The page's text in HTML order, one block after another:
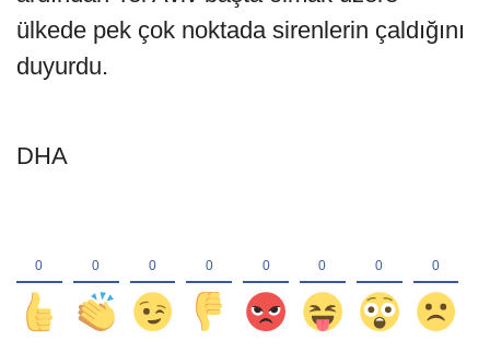
ülkede pek çok noktada sirenlerin çaldığını
duyurdu.
DHA